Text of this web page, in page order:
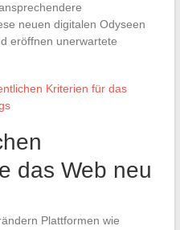
neuen digitalen Odyseen
eröffnen unerwartete
Kriterien für das
das Web neu
Plattformen wie